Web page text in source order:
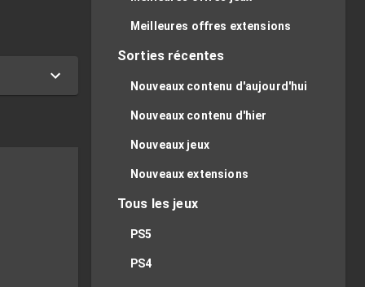
Meilleures offres extensions
Sorties récentes
Nouveaux contenu d'aujourd'hui
Nouveaux contenu d'hier
Nouveaux jeux
Nouveaux extensions
Tous les jeux
PS5
PS4